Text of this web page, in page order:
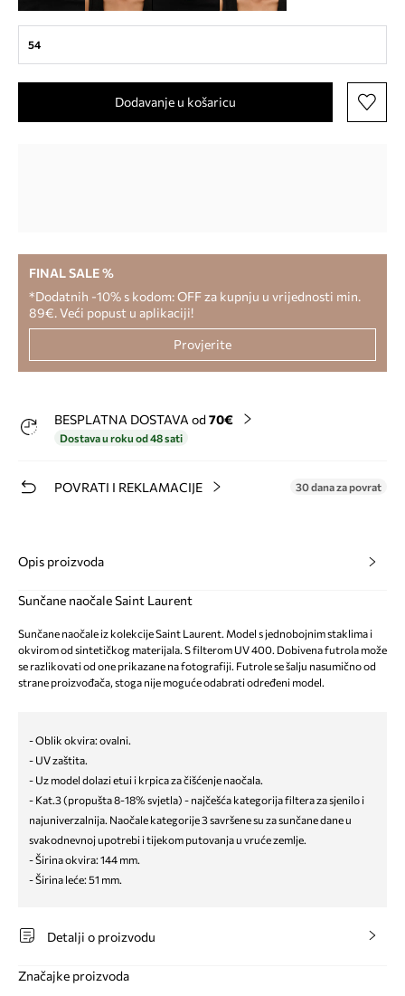
54
Dodavanje u košaricu
FINAL SALE %
*Dodatnih -10% s kodom: OFF za kupnju u vrijednosti min.
89€. Veći popust u aplikaciji!
Provjerite
BESPLATNA DOSTAVA od 70€
Dostava u roku od 48 sati
POVRATI I REKLAMACIJE 30 dana za povrat
Opis proizvoda
Sunčane naočale Saint Laurent
Sunčane naočale iz kolekcije Saint Laurent. Model s jednobojnim staklima i
okvirom od sintetičkog materijala. S filterom UV 400. Dobivena futrola može
se razlikovati od one prikazane na fotografiji. Futrole se šalju nasumično od
strane proizvođača, stoga nije moguće odabrati određeni model.
- Oblik okvira: ovalni.
- UV zaštita.
- Uz model dolazi etui i krpica za čišćenje naočala.
- Kat.3 (propušta 8-18% svjetla) - najčešća kategorija filtera za sjenilo i
najuniverzalnija. Naočale kategorije 3 savršene su za sunčane dane u
svakodnevnoj upotrebi i tijekom putovanja u vruće zemlje.
- Širina okvira: 144 mm.
- Širina leće: 51 mm.
Detalji o proizvodu
Značajke proizvoda